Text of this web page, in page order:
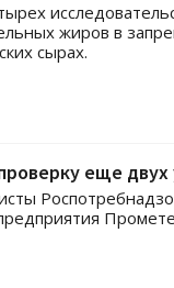
жиров в
сырах.
еще